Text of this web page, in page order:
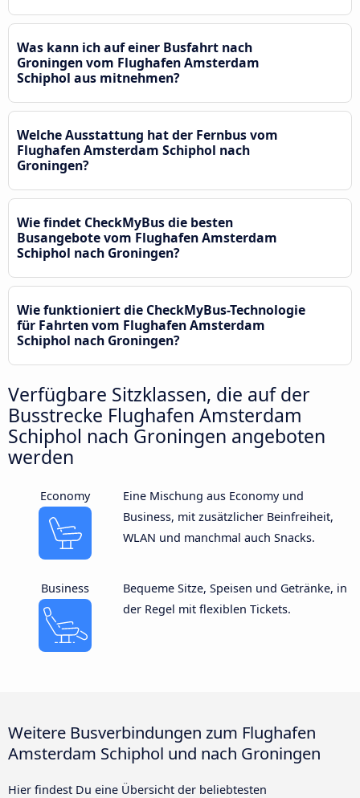
Was kann ich auf einer Busfahrt nach
Groningen vom Flughafen Amsterdam
Schiphol aus mitnehmen?
Welche Ausstattung hat der Fernbus vom
Flughafen Amsterdam Schiphol nach
Groningen?
Wie findet CheckMyBus die besten
Busangebote vom Flughafen Amsterdam
Schiphol nach Groningen?
Wie funktioniert die CheckMyBus-Technologie
für Fahrten vom Flughafen Amsterdam
Schiphol nach Groningen?
Verfügbare Sitzklassen, die auf der
Busstrecke Flughafen Amsterdam
Schiphol nach Groningen angeboten
werden
Economy
Eine Mischung aus Economy und
Business, mit zusätzlicher Beinfreiheit,
WLAN und manchmal auch Snacks.
Business
Bequeme Sitze, Speisen und Getränke, in
der Regel mit flexiblen Tickets.
Weitere Busverbindungen zum Flughafen
Amsterdam Schiphol und nach Groningen
Hier findest Du eine Übersicht der beliebtesten